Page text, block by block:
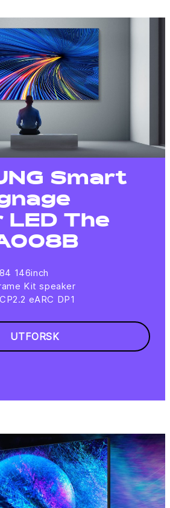
Smart
The
146inch
Kit speaker
eARC DP1
UTFORSK